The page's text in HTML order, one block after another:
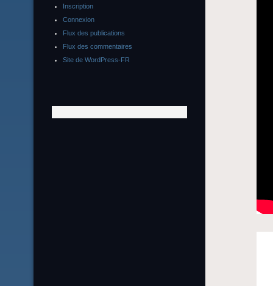
Inscription
Connexion
Flux des publications
Flux des commentaires
Site de WordPress-FR